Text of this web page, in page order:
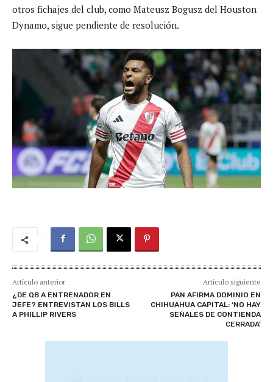
otros fichajes del club, como Mateusz Bogusz del Houston
Dynamo, sigue pendiente de resolución.
Artículo anterior
¿DE QB A ENTRENADOR EN
JEFE? ENTREVISTAN LOS BILLS
A PHILLIP RIVERS
Artículo siguiente
PAN AFIRMA DOMINIO EN
CHIHUAHUA CAPITAL: ‘NO HAY
SEÑALES DE CONTIENDA
CERRADA’